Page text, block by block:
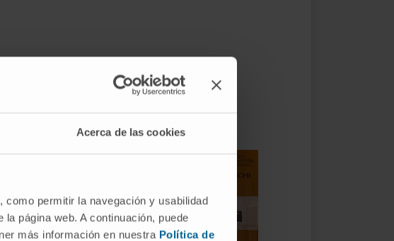
Acerca de las cookies
permitir la navegación y usabilidad
página web. A continuación, puede
más información en nuestra Política de
prise en charge